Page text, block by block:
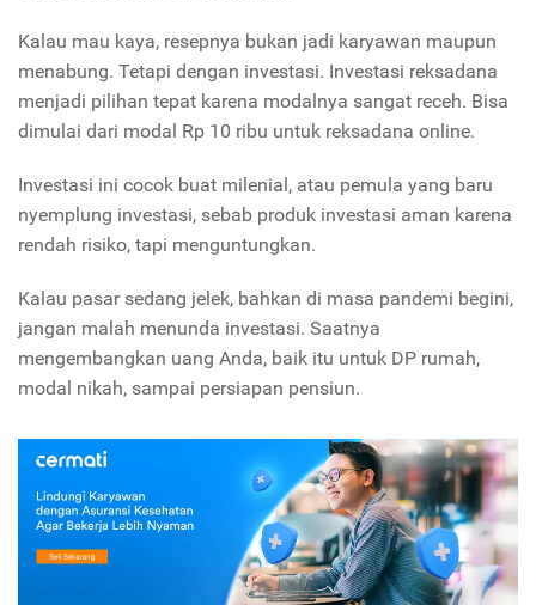
Kalau mau kaya, resepnya bukan jadi karyawan maupun
menabung. Tetapi dengan investasi. Investasi reksadana
menjadi pilihan tepat karena modalnya sangat receh. Bisa
dimulai dari modal Rp 10 ribu untuk reksadana online.
Investasi ini cocok buat milenial, atau pemula yang baru
nyemplung investasi, sebab produk investasi aman karena
rendah risiko, tapi menguntungkan.
Kalau pasar sedang jelek, bahkan di masa pandemi begini,
jangan malah menunda investasi. Saatnya
mengembangkan uang Anda, baik itu untuk DP rumah,
modal nikah, sampai persiapan pensiun.